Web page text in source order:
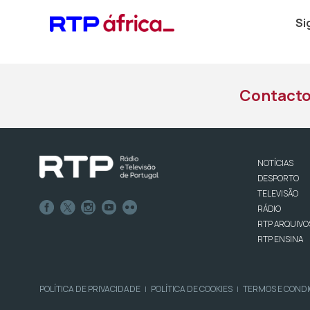
NOTÍCIAS
DESPORTO
TELEVISÃO
RÁDIO
RTP
RTP ENSINA
POLÍTICA DE PRIVACIDADE | POLÍTICA DE COOKIES | TERMOS E